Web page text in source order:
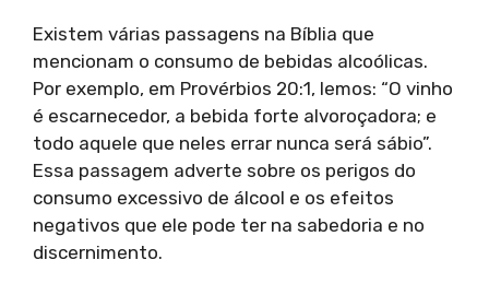
Existem várias passagens na Bíblia que
mencionam o consumo de bebidas alcoólicas.
Por exemplo, em Provérbios 20:1, lemos: “O vinho
é escarnecedor, a bebida forte alvoroçadora; e
todo aquele que neles errar nunca será sábio”.
Essa passagem adverte sobre os perigos do
consumo excessivo de álcool e os efeitos
negativos que ele pode ter na sabedoria e no
discernimento.